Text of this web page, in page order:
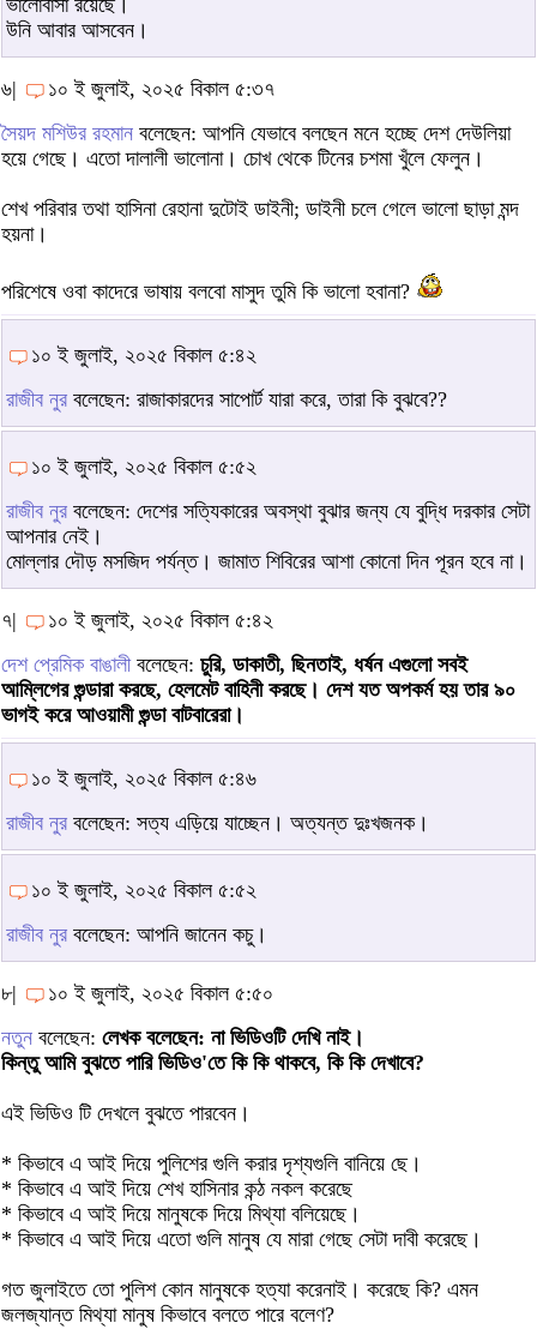
ভালোবাসা রয়েছে।
উনি আবার আসবেন।
৬|
১০ ই জুলাই, ২০২৫ বিকাল ৫:৩৭
সৈয়দ মশিউর রহমান বলেছেন: আপনি যেভাবে বলছেন মনে হচ্ছে দেশ দেউলিয়া
হয়ে গেছে। এতো দালালী ভালোনা। চোখ থেকে টিনের চশমা খুঁলে ফেলুন।
শেখ পরিবার তথা হাসিনা রেহানা দুটোই ডাইনী; ডাইনী চলে গেলে ভালো ছাড়া মন্দ
হয়না।
পরিশেষে ওবা কাদেরে ভাষায় বলবো মাসুদ তুমি কি ভালো হবানা?
১০ ই জুলাই, ২০২৫ বিকাল ৫:৪২
রাজীব নুর বলেছেন: রাজাকারদের সাপোর্ট যারা করে, তারা কি বুঝবে??
১০ ই জুলাই, ২০২৫ বিকাল ৫:৫২
রাজীব নুর বলেছেন: দেশের সত্যিকারের অবস্থা বুঝার জন্য যে বুদ্ধি দরকার সেটা
আপনার নেই।
মোল্লার দৌড় মসজিদ পর্যন্ত। জামাত শিবিরের আশা কোনো দিন পূরন হবে না।
৭|
১০ ই জুলাই, ২০২৫ বিকাল ৫:৪২
দেশ প্রেমিক বাঙালীবলেছেন: চুরি, ডাকাতী, ছিনতাই, ধর্ষন এগুলো সবই
আম্লিগের গুন্ডারা করছে, হেলমেট বাহিনী করছে। দেশ যত অপকর্ম হয় তার ৯০
ভাগই করে আওয়ামী গুন্ডা বাটবারেরা।
১০ ই জুলাই, ২০২৫ বিকাল ৫:৪৬
রাজীব নুর বলেছেন: সত্য এড়িয়ে যাচ্ছেন। অত্যন্ত দুঃখজনক।
১০ ই জুলাই, ২০২৫ বিকাল ৫:৫২
রাজীব নুর বলেছেন: আপনি জানেন কচু।
৮|
১০ ই জুলাই, ২০২৫ বিকাল ৫:৫০
নতুন বলেছেন: লেখক বলেছেন: না ভিডিওটি দেখি নাই।
কিন্তু আমি বুঝতে পারি ভিডিও'তে কি কি থাকবে, কি কি দেখাবে?
এই ভিডিও টি দেখলে বুঝতে পারবেন।
* কিভাবে এ আই দিয়ে পুলিশের গুলি করার দৃশ্যগুলি বানিয়ে ছে।
* কিভাবে এ আই দিয়ে শেখ হাসিনার কন্ঠ নকল করেছে
* কিভাবে এ আই দিয়ে মানুষকে দিয়ে মিথ্যা বলিয়েছে।
* কিভাবে এ আই দিয়ে এতো গুলি মানুষ যে মারা গেছে সেটা দাবী করেছে।
গত জুলাইতে তো পুলিশ কোন মানুষকে হত্যা করেনাই। করেছে কি? এমন
জলজ্যান্ত মিথ্যা মানুষ কিভাবে বলতে পারে বলেণ?